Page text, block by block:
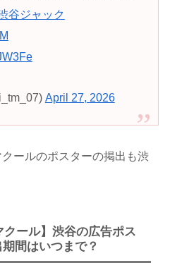
谷ジャック
April 27, 2026
ールのポスターの掲出も渋
クール】渋谷の広告ポス
間はいつまで？